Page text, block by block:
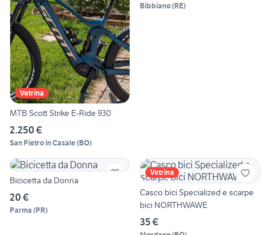
Vetrina
MTB Scott Strike E-Ride 930
2.250 €
San Pietro in Casale(BO)
Bibbiano(RE)
Bicicetta da Donna
20 €
Parma (PR)
Vetrina
Casco bici Specialized e scarpe
bici NORTHWAWE
35 €